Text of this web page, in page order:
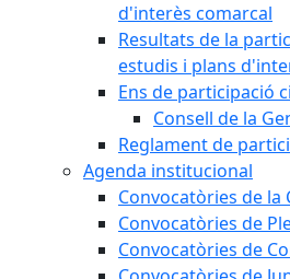
d'interès comarcal
Resultats de la
estudis i plans
Ens de participació
Consell de la
Reglament de
Agenda institucional
Convocatòries de la
Convocatòries de
Convocatòries de